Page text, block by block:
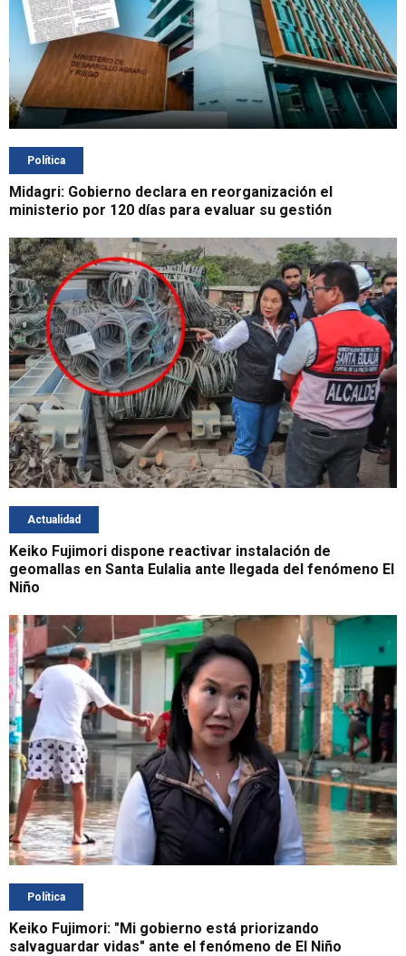
Política
Midagri: Gobierno declara en reorganización el
ministerio por 120 días para evaluar su gestión
Actualidad
Keiko Fujimori dispone reactivar instalación de
geomallas en Santa Eulalia ante llegada del fenómeno El
Niño
Política
Keiko Fujimori: "Mi gobierno está priorizando
salvaguardar vidas" ante el fenómeno de El Niño